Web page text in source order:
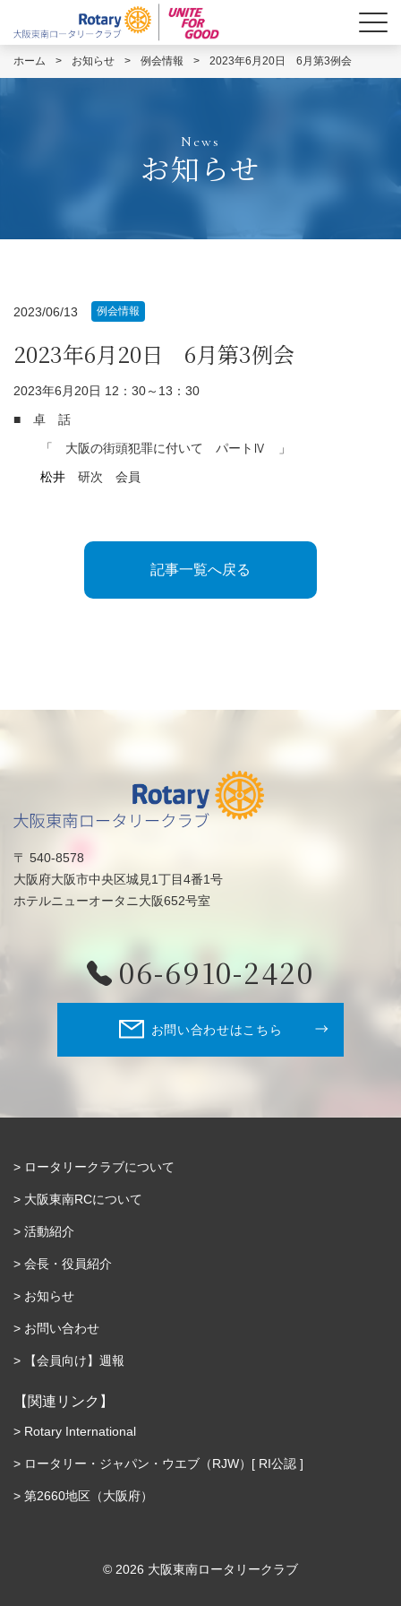
ホーム > お知らせ > 例会情報 > 2023年6月20日 6月第3例会
News
お知らせ
2023/06/13 例会情報
2023年6月20日 6月第3例会
2023年6月20日 12：30～13：30
■ 卓 話
「 大阪の街頭犯罪に付いて パートⅣ 」
松井 研次 会員
記事一覧へ戻る
〒 540-8578
大阪府大阪市中央区城見1丁目4番1号
ホテルニューオータニ大阪652号室
06-6910-2420
お問い合わせはこちら
ロータリークラブについて
大阪東南RCについて
活動紹介
会長・役員紹介
お知らせ
お問い合わせ
【会員向け】週報
【関連リンク】
Rotary International
ロータリー・ジャパン・ウエブ（RJW）[ RI公認 ]
第2660地区（大阪府）
©︎ 2026 大阪東南ロータリークラブ